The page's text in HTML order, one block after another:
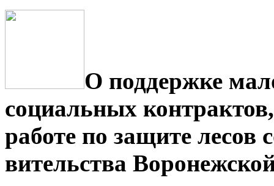
О поддержке
социальных
работе по защите лесов
вительства